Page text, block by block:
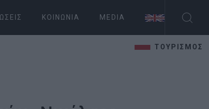
ΚΟΙΝΩΝΊΑ MEDIA
ΤΟΥΡΙΣΜΟΣ